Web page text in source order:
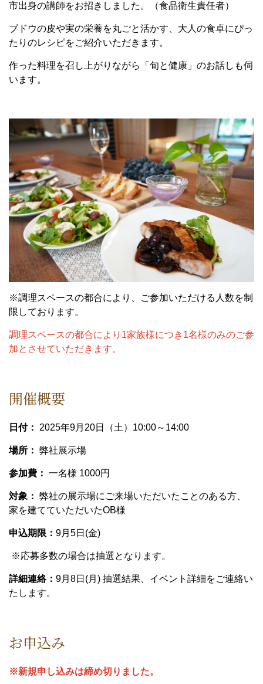
市出身の講師をお招きしました。（食品衛生責任者）
ブドウの皮や実の栄養を丸ごと活かす、大人の食卓にぴっ
たりのレシピをご紹介いただきます。
作った料理を召し上がりながら「旬と健康」のお話しも伺
います。
※調理スペースの都合により、ご参加いただける人数を制
限しております。
調理スペースの都合により1家族様につき1名様のみのご参
加とさせていただきます。
開催概要
日付： 2025年9月20日（土）10:00～14:00
場所： 弊社展示場
参加費： 一名様 1000円
対象： 弊社の展示場にご来場いただいたことのある方、
家を建てていただいたOB様
申込期限： 9月5日(金)
※応募多数の場合は抽選となります。
詳細連絡： 9月8日(月) 抽選結果、イベント詳細をご連絡い
たします。
お申込み
※新規申し込みは締め切りました。